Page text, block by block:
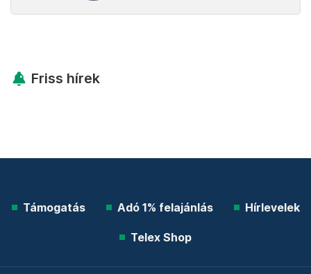
Friss hírek
Támogatás Adó 1% felajánlás Hírlevelek
Telex Shop